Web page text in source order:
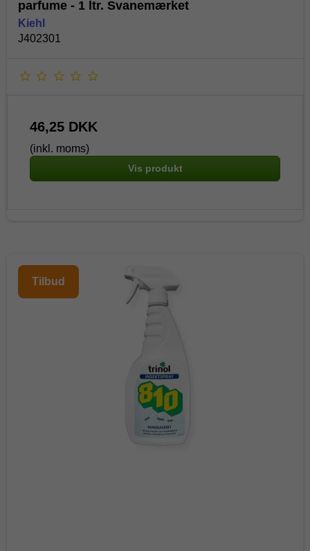
parfume - 1 ltr. Svanemærket
Kiehl
J402301
46,25 DKK
(inkl. moms)
Vis produkt
Tilbud